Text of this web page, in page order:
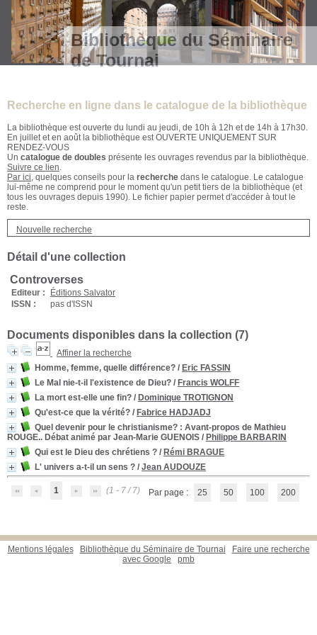
Bibliothèque du Séminaire
de Tournai
Recherche en ligne dans le catalogue de la bibliothèque
La bibliothèque est ouverte du lundi au jeudi, de 10h à 12h et de 14h à 17h30.
En juillet et en août la bibliothèque est OUVERTE UNIQUEMENT SUR
RENDEZ-VOUS
Un catalogue de doubles présente les ouvrages revendus par la bibliothèque.
Suivre ce lien.
Par ici, quelques conseils pour la recherche dans le catalogue. Le catalogue
lui-même ne comprend pour le moment qu'un petit tiers de la bibliothèque (et
tous les ouvrages depuis 1990). Le fichier papier permet d'accéder à tout le
reste.
Nouvelle recherche
Détail d'une collection
Controverses
Editeur :
Éditions Salvator
ISSN :
pas d'ISSN
Documents disponibles dans la collection (7)
Affiner la recherche
Homme, femme, quelle différence? / Eric FASSIN
Le Mal nie-t-il l'existence de Dieu? / Francis WOLFF
La mort est-elle une fin? / Dominique TROTIGNON
Qu'est-ce que la vérité? / Fabrice HADJADJ
Quel devenir pour le christianisme? : Avant-propos de Mathieu
ROUGE.. Débat animé par Jean-Marie GUENOIS / Philippe BARBARIN
Qui est le Dieu des chrétiens ? / Rémi BRAGUE
L' univers a-t-il un sens ? / Jean AUDOUZE
1 (1 - 7 / 7) Par page : 25 50 100 200
Mentions légales Bibliothèque du Séminaire de Tournai
Faire une recherche
avec Google
pmb